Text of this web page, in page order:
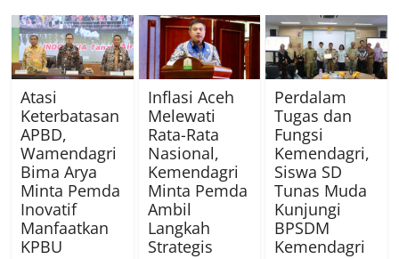
Atasi
Keterbatasan
APBD,
Wamendagri
Bima Arya
Minta Pemda
Inovatif
Manfaatkan
KPBU
Inflasi Aceh
Melewati
Rata-Rata
Nasional,
Kemendagri
Minta Pemda
Ambil
Langkah
Strategis
Perdalam
Tugas dan
Fungsi
Kemendagri,
Siswa SD
Tunas Muda
Kunjungi
BPSDM
Kemendagri